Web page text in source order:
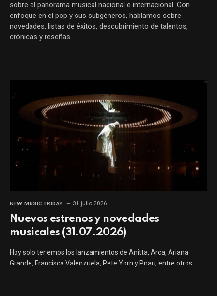
sobre el panorama musical nacional e internacional. Con
enfoque en el pop y sus subgéneros, hablamos sobre
novedades, listas de éxitos, descubrimiento de talentos,
crónicas y reseñas.
NEW MUSIC FRIDAY 31 julio 2026
Nuevos estrenos y novedades
musicales (31.07.2026)
Hoy solo tenemos los lanzamientos de Anitta, Arca, Ariana
Grande, Francisca Valenzuela, Pete Yorn y Pnau, entre otros.